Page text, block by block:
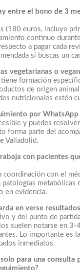
entre el bono de 3
(180 euros, incluye
continuo
a pagar cada
si buscas un
vegetarianas o
formación
de origen
nutricionales estén
por
y puedes
forma parte del
Valladolid.
con pacientes
coordinación con el
metabólicas
en evidencia.
en verse
y del punto de
suelen notarse en 3-
Lo importante es
inmediatos.
para una consulta